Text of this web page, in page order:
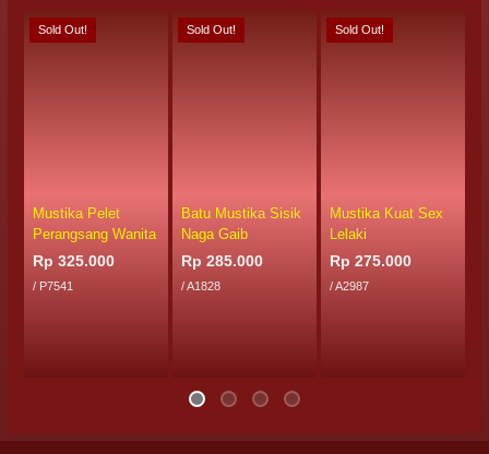
Sold Out!
Mustika Pelet
Perangsang Wanita
Rp 325.000
/ P7541
Sold Out!
Batu Mustika Sisik
Naga Gaib
Rp 285.000
/ A1828
Sold Out!
Mustika Kuat Sex
Lelaki
Rp 275.000
/ A2987